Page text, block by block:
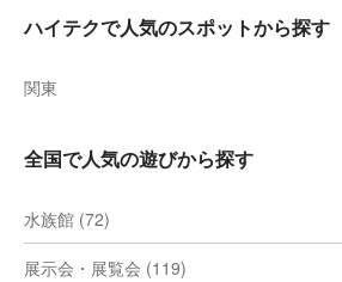
ハイテクで人気のスポットから探す
関東
全国で人気の遊びから探す
水族館 (72)
展示会・展覧会 (119)